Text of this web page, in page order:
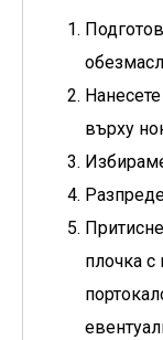
върху
плочка с